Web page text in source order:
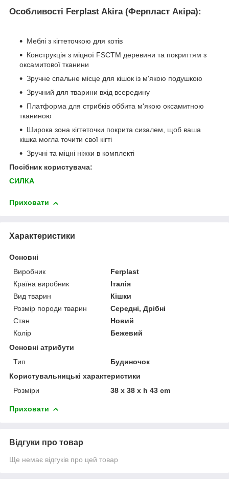
Особливості Ferplast Akira (Ферпласт Акіра):
Меблі з кігтеточкою для котів
Конструкція з міцної FSCTM деревини та покриттям з
оксамитової тканини
Зручне спальне місце для кішок із м'якою подушкою
Зручний для тварини вхід всередину
Платформа для стрибків оббита м'якою оксамитною
тканиною
Широка зона кігтеточки покрита сизалем, щоб ваша
кішка могла точити свої кігті
Зручні та міцні ніжки в комплекті
Посібник користувача:
СИЛКА
Приховати
Характеристики
Основні
Виробник
Ferplast
Країна виробник
Італія
Вид тварин
Кішки
Розмір породи тварин
Середні, Дрібні
Стан
Новий
Колір
Бежевий
Основні атрибути
Тип
Будиночок
Користувальницькі характеристики
Розміри
38 x 38 x h 43 cm
Приховати
Відгуки про товар
Ще немає відгуків про цей товар